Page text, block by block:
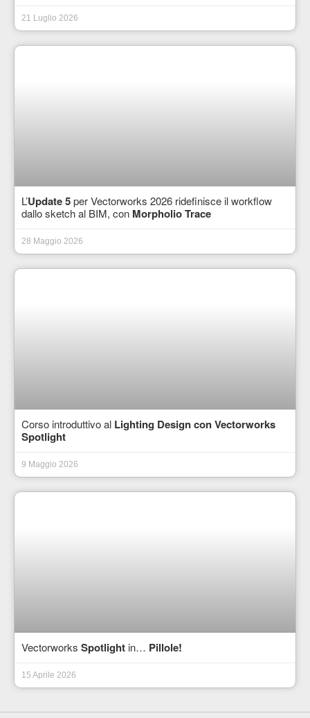
21 Luglio 2026
L’Update 5per Vectorworks 2026 ridefinisce il workflow
dallo sketch al BIM, con Morpholio Trace
28 Maggio 2026
Corso introduttivo al Lighting Design con Vectorworks
Spotlight
9 Maggio 2026
Vectorworks Spotlight in… Pillole!
15 Aprile 2026